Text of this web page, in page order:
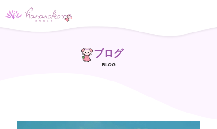
ブログ
BLOG